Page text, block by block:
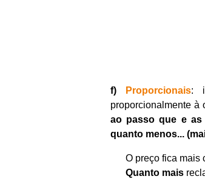
f) Proporcionais:
proporcionalmente
ao passo que e as
quanto menos...
O preço fica mais
Quanto mais